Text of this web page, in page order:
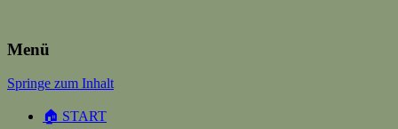
Heimatverein Happerschoss
Suchen
Menü
Springe zum Inhalt
🏠 START